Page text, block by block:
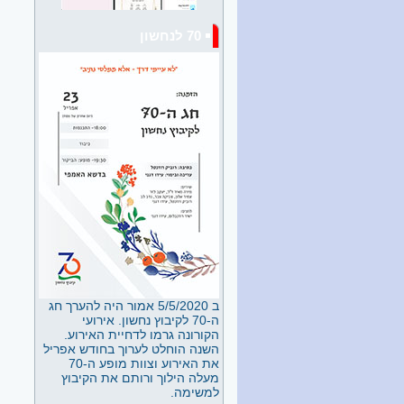
הלוויה של נעמה ברזילי 6/26
בעלה בצל עצי הברוש, עטופה
טיפוחיה במהלך שנותיה. נערה
שעזבה את העיר הגדולה תל
אביב ועברה לגור על גבעת
טרשים בסמיכות לגבול. שנים
רבות עבדה כגננת וטפחה דור
של גננות שהמשיכו את דרכה.
בשנים האחרונות שמרה על קשר
עם הנוער כשהיא מנהלת את
ספרית הילדים.
לאה גולדברג - דורית פרידמן
חלק ב
הרצאה של דורית פרידמן
ההרצאה פורסמה בארבעה
חלקים זהו חלק ב.
לאה גולדברג - דורית פרידמן
חלק א
הרצאה של דורית פרידמן
ב"משלט 200" בחודש מאי 2026
70 לנחשון
ב 5/5/2020 אמור היה להערך חג
ה-70 לקיבוץ נחשון. אירועי
הקורונה גרמו לדחיית האירוע.
השנה הוחלט לערוך בחודש אפריל
את האירוע וצוות מופע ה-70
מעלה הילוך ורותם את הקיבוץ
למשימה.